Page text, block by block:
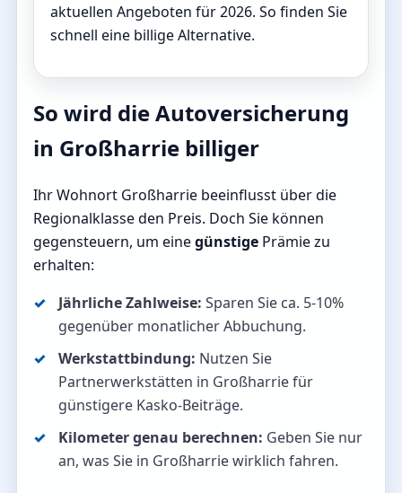
aktuellen Angeboten für 2026. So finden Sie
schnell eine billige Alternative.
So wird die Autoversicherung
in Großharrie billiger
Ihr Wohnort Großharrie beeinflusst über die
Regionalklasse den Preis. Doch Sie können
gegensteuern, um einegünstige Prämie zu
erhalten:
Jährliche Zahlweise: Sparen Sie ca. 5-10%
gegenüber monatlicher Abbuchung.
Werkstattbindung: Nutzen Sie
Partnerwerkstätten in Großharrie für
günstigere Kasko-Beiträge.
Kilometer genau berechnen: Geben Sie nur
an, was Sie in Großharrie wirklich fahren.